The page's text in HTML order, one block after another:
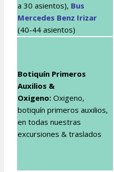
a 30 asientos), Bus
Mercedes Benz Irizar
(40-44 asientos)
Botiquín Primeros
Auxilios &
Oxigeno: Oxigeno,
botiquín primeros auxilios,
en todas nuestras
excursiones & traslados